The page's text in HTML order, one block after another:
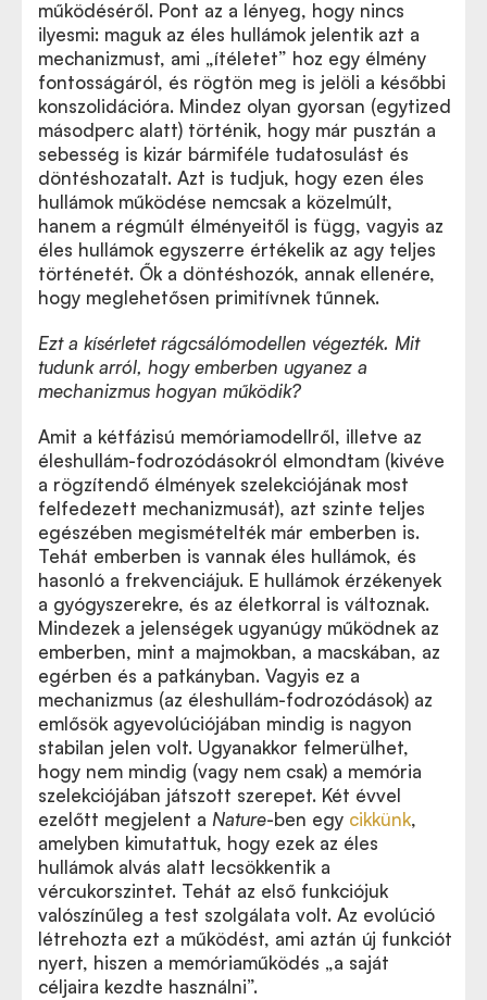
működéséről. Pont az a lényeg, hogy nincs
ilyesmi: maguk az éles hullámok jelentik azt a
mechanizmust, ami „ítéletet” hoz egy élmény
fontosságáról, és rögtön meg is jelöli a későbbi
konszolidációra. Mindez olyan gyorsan (egytized
másodperc alatt) történik, hogy már pusztán a
sebesség is kizár bármiféle tudatosulást és
döntéshozatalt. Azt is tudjuk, hogy ezen éles
hullámok működése nemcsak a közelmúlt,
hanem a régmúlt élményeitől is függ, vagyis az
éles hullámok egyszerre értékelik az agy teljes
történetét. Ők a döntéshozók, annak ellenére,
hogy meglehetősen primitívnek tűnnek.
Ezt a kísérletet rágcsálómodellen végezték. Mit
tudunk arról, hogy emberben ugyanez a
mechanizmus hogyan működik?
Amit a kétfázisú memóriamodellről, illetve az
éleshullám-fodrozódásokról elmondtam (kivéve
a rögzítendő élmények szelekciójának most
felfedezett mechanizmusát), azt szinte teljes
egészében megismételték már emberben is.
Tehát emberben is vannak éles hullámok, és
hasonló a frekvenciájuk. E hullámok érzékenyek
a gyógyszerekre, és az életkorral is változnak.
Mindezek a jelenségek ugyanúgy működnek az
emberben, mint a majmokban, a macskában, az
egérben és a patkányban. Vagyis ez a
mechanizmus (az éleshullám-fodrozódások) az
emlősök agyevolúciójában mindig is nagyon
stabilan jelen volt. Ugyanakkor felmerülhet,
hogy nem mindig (vagy nem csak) a memória
szelekciójában játszott szerepet. Két évvel
ezelőtt megjelent a Nature-ben egy cikkünk,
amelyben kimutattuk, hogy ezek az éles
hullámok alvás alatt lecsökkentik a
vércukorszintet. Tehát az első funkciójuk
valószínűleg a test szolgálata volt. Az evolúció
létrehozta ezt a működést, ami aztán új funkciót
nyert, hiszen a memóriaműködés „a saját
céljaira kezdte használni”.